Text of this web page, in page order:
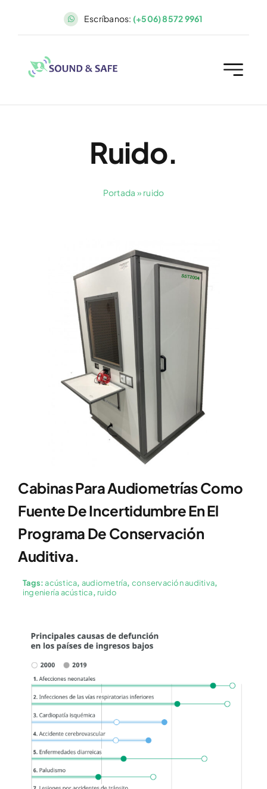
Escríbanos: (+506) 8572 9961
Ruido.
Portada » ruido
Cabinas Para Audiometrías Como
Fuente De Incertidumbre En El
Programa De Conservación
Auditiva.
Tags:acústica, audiometría, conservación auditiva,
ingeniería acústica, ruido